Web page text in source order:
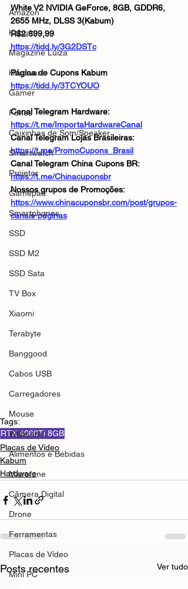
Amazon
Kabum
Magazine Luiza
Hardware
Gamer
Fones
Caixinhas de Som/Speaker
Smartwatch
Projetor
Gamepad
Smartphones
SSD
SSD M2
SSD Sata
TV Box
Xiaomi
Terabyte
Banggood
Cabos USB
Carregadores
Mouse
Webcam
Alimentos e Bebidas
Microfone
Câmera Digital
Drone
Ferramentas
Placas de Vídeo
Mini PC
White V2 NVIDIA GeForce, 8GB, GDDR6,
2655 MHz, DLSS 3(Kabum)
R$2.699,99
https://tidd.ly/3G2DSTc
Página de Cupons Kabum
https://tidd.ly/3TCYOUO
Canal Telegram Hardware:
https://t.me/ImportaHardwareCanal
Canal Telegram Lojas Brasileiras:
https://t.me/PromoCupons_Brasil
Canal Telegram China Cupons BR:
https://t.me/Chinacuponsbr
Nossos grupos de Promoções:
https://www.chinacuponsbr.com/post/grupos-
canais-páginas
Tags:
RTX 4060Ti 8GB
Placas de Vídeo
Kabum
Hardware
Posts recentes Ver tudo